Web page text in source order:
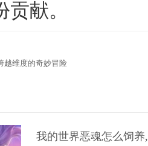
献。
越维度的奇妙冒险
我的世界恶魂怎么饲